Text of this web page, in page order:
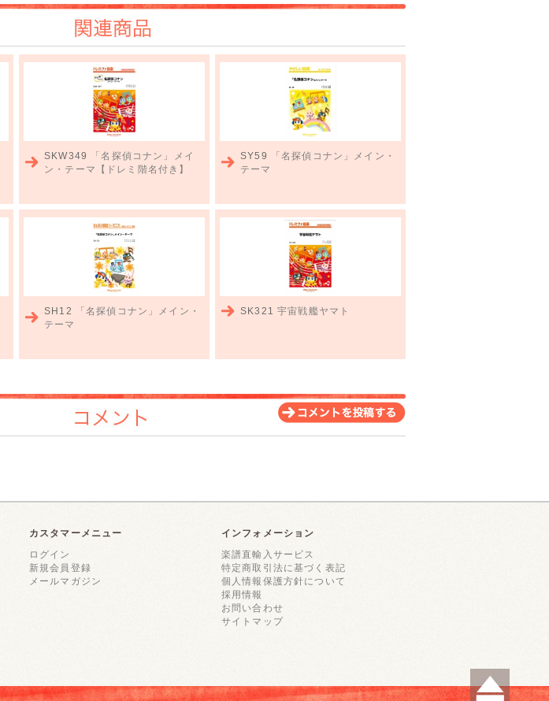
関連商品
SKW349
「名探偵コナン」メイ
ン・テーマ【ドレミ階名付き】
SY59
「名探偵コナン」メイン・
テーマ
SH12
「名探偵コナン」メイン・
テーマ
SK321宇宙戦艦ヤマト
コメント
カスタマーメニュー
ログイン
新規会員登録
メールマガジン
インフォメーション
楽譜直輸入サービス
特定商取引法に基づく表記
個人情報保護方針について
採用情報
お問い合わせ
サイトマップ